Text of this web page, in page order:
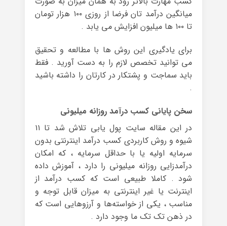
میانگین درآمد تان فرضا از روزی ۱۰۰ هزار تومان
تا ۱۰۰ ها میلیون افزایش می یابد .
برای یادگیری این روش ها با مطالعه و تحقیق
می توانید تخصص لازم را به دست آورید . فقط
باید سماجت و پشتکار در کارتان را داشته باشید
.
سخن پایانی کسب درآمد روزانه میلیونی
در این مقاله سایت پول یابی تلاش شد تا ۱۱
شیوه و روش کاربردی کسب درآمد اینترنتی بدون
سرمایه اولیه یا با حداقل سرمایه ، که امکان
درآمدزایی روزانه میلیونی را دارد ، آموزش داده
شود . کاملا طبیعی است که کسب درآمد از
اینترنت یا غیر اینترنتی به میزان قابل توجه و
مناسب ، یکی از خواسته‌ها و آرزوهایی است که
در ذهن تک تک ما وجود دارد .